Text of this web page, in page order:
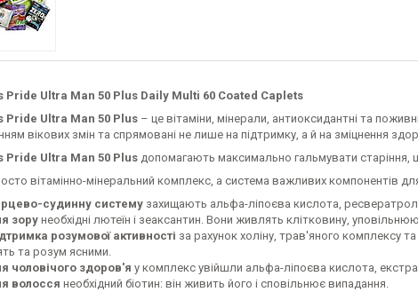
Pride Ultra Man 50 Plus Daily Multi 60 Coated Caplets
Pride Ultra Man 50 Plus – це вітаміни, мінерали, антиоксидантні та
вікових змін та спрямовані не лише на підтримку, а й на зміцнення
Pride Ultra Man 50 Plusдопомагають максимально гальмувати старіння,
вітамінно-мінеральний комплекс, а система важливих компонентів
судинну систему захищають альфа-ліпоєва кислота,
зору необхідні лютеїн і зеаксантин. Вони живлять клітковину,
розумової активності за рахунок холіну, трав'яного комплексу
та розум ясними.
чоловічого здоров'я у комплекс увійшли альфа-ліпоєва кислота,
волосся необхідний біотин: він живить його і сповільнює випадання.